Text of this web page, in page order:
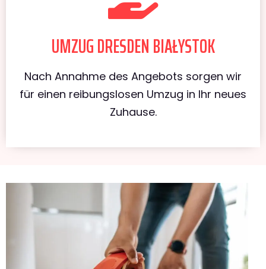
UMZUG DRESDEN BIAŁYSTOK
Nach Annahme des Angebots sorgen wir
für einen reibungslosen Umzug in Ihr neues
Zuhause.